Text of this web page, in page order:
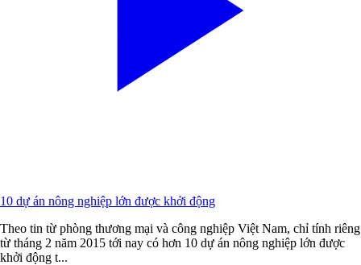
10 dự án nông nghiệp lớn được khởi động
Theo tin từ phòng thương mại và công nghiệp Việt Nam, chỉ tính riêng
từ tháng 2 năm 2015 tới nay có hơn 10 dự án nông nghiệp lớn được
khởi động t...